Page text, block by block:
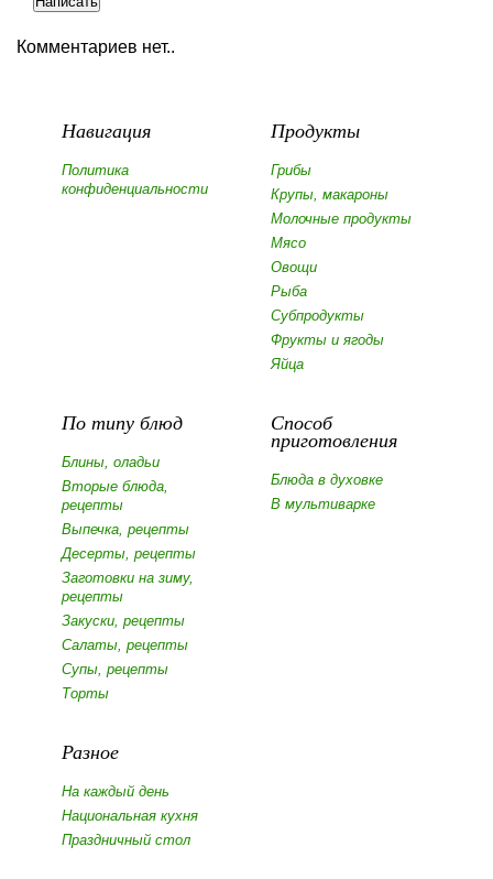
Комментариев нет..
Навигация
Политика
конфиденциальности
Продукты
Грибы
Крупы, макароны
Молочные продукты
Мясо
Овощи
Рыба
Субпродукты
Фрукты и ягоды
Яйца
По типу блюд
Блины, оладьи
Вторые блюда,
рецепты
Выпечка, рецепты
Десерты, рецепты
Заготовки на зиму,
рецепты
Закуски, рецепты
Салаты, рецепты
Супы, рецепты
Торты
Способ
приготовления
Блюда в духовке
В мультиварке
Разное
На каждый день
Национальная кухня
Праздничный стол